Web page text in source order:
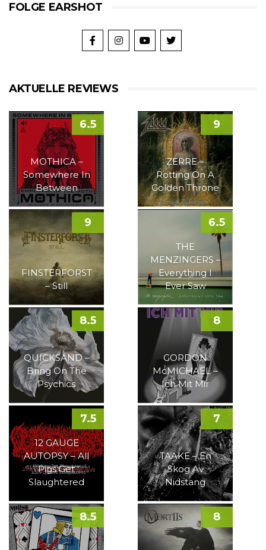
FOLGE EARSHOT
AKTUELLE REVIEWS
MOTHICA –
Somewhere In
Between
6.5
ZERRE –
Rotting On A
Golden Throne
9
FINSTERFORST
– Still
9
THE
MENZINGERS –
Everything I
Ever Saw
6.5
QUICKSAND –
Bring On The
Psychics
8.5
GORDON
McMICHAEL –
Ich Mit Mir
8
12 GAUGE
AUTOPSY – All
Pigs Get
Slaughtered
7.5
TAAKE – En
Skog Av
Nidstang
7
8.5 8